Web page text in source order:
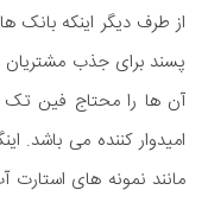
از طرف دیگر اینکه بانک
پسند برای جذب مشتریان
آن ها را محتاج فین
امیدوار کننده می باشد.
مانند نمونه های